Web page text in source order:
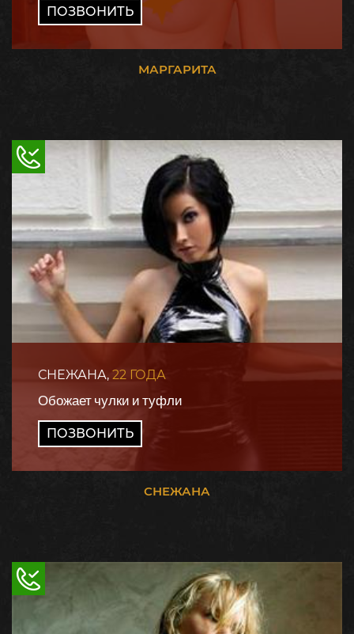
ПОЗВОНИТЬ
МАРГАРИТА
СНЕЖАНА, 22 ГОДА
Обожает чулки и туфли
ПОЗВОНИТЬ
СНЕЖАНА